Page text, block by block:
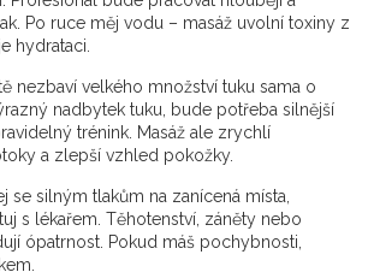
Po ruce měj vodu – masáž uvolní toxiny z
hydrataci.
nezbaví velkého množství tuku sama o
nadbytek tuku, bude potřeba silnější
trénink. Masáž ale zrychlí
a zlepší vzhled pokožky.
se silným tlakům na zanícená místa,
s lékařem. Těhotenství, záněty nebo
ópatrnost. Pokud máš pochybnosti,